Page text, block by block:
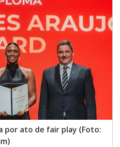
por ato de fair play (Foto: